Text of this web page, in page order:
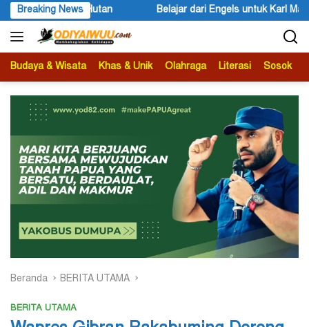
Langsung
ke
konten
Breaking News
dari Engels untuk Karl Marx Peace Literacy Papua Gelar
Budaya & Wisata Khas & Unik Olahraga Literasi Sosok
Beranda BERITA UTAMA
BERITA UTAMA